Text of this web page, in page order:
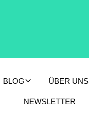
BLOG ÜBER UNS
NEWSLETTER